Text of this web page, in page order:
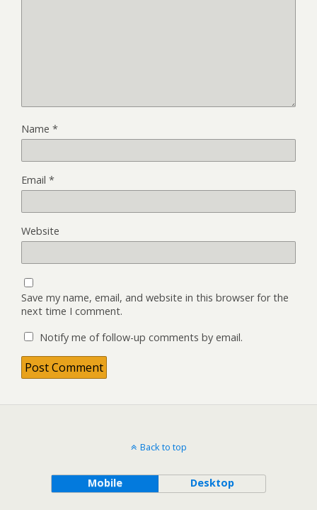
Name *
Email *
Website
Save my name, email, and website in this browser for the
next time I comment.
Notify me of follow-up comments by email.
Back to top
Mobile Desktop